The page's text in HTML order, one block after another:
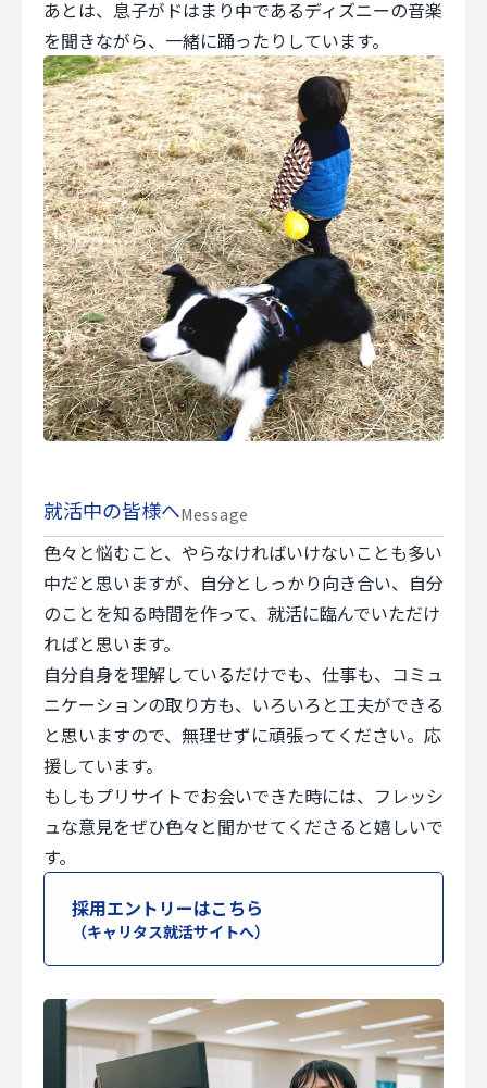
あとは、息子がドはまり中であるディズニーの音楽
を聞きながら、一緒に踊ったりしています。
就活中の皆様へMessage
色々と悩むこと、やらなければいけないことも多い
中だと思いますが、自分としっかり向き合い、自分
のことを知る時間を作って、就活に臨んでいただけ
ればと思います。
自分自身を理解しているだけでも、仕事も、コミュ
ニケーションの取り方も、いろいろと工夫ができる
と思いますので、無理せずに頑張ってください。応
援しています。
もしもプリサイトでお会いできた時には、フレッシ
ュな意見をぜひ色々と聞かせてくださると嬉しいで
す。
採用エントリーはこちら
（キャリタス就活サイトへ）